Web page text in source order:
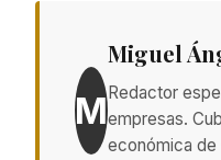
M
Miguel
Redactor
empresas.
económica de